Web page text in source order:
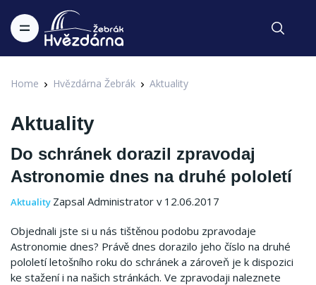
Home Hvězdárna Žebrák Aktuality
Aktuality
Do schránek dorazil zpravodaj
Astronomie dnes na druhé pololetí
Aktuality Zapsal Administrator v 12.06.2017
Objednali jste si u nás tištěnou podobu zpravodaje
Astronomie dnes? Právě dnes dorazilo jeho číslo na druhé
pololetí letošního roku do schránek a zároveň je k dispozici
ke stažení i na našich stránkách. Ve zpravodaji naleznete